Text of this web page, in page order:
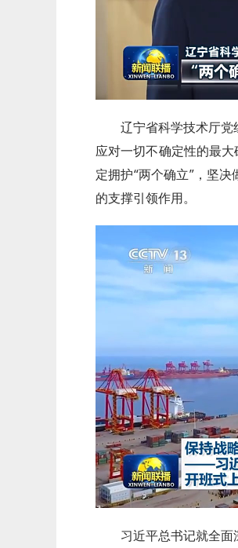
辽宁省科学技术厅党
应对一切不确定性的最
定拥护“两个确立”，坚
的支撑引领作用。
习近平总书记就全